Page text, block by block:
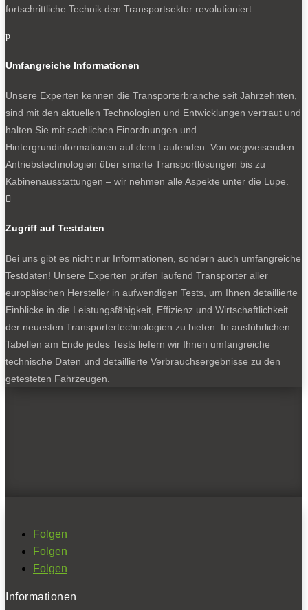
fortschrittliche Technik den Transportsektor revolutioniert.
p
Umfangreiche Informationen
Unsere Experten kennen die Transporterbranche seit Jahrzehnten,
sind mit den aktuellen Technologien und Entwicklungen vertraut und
halten Sie mit sachlichen Einordnungen und
Hintergrundinformationen auf dem Laufenden. Von wegweisenden
Antriebstechnologien über smarte Transportlösungen bis zu
Kabinenausstattungen – wir nehmen alle Aspekte unter die Lupe.

Zugriff auf Testdaten
Bei uns gibt es nicht nur Informationen, sondern auch umfangreiche
Testdaten! Unsere Experten prüfen laufend Transporter aller
europäischen Hersteller in aufwendigen Tests, um Ihnen detaillierte
Einblicke in die Leistungsfähigkeit, Effizienz und Wirtschaftlichkeit
der neuesten Transportertechnologien zu bieten. In ausführlichen
Tabellen am Ende jedes Tests liefern wir Ihnen umfangreiche
technische Daten und detaillierte Verbrauchsergebnisse zu den
getesteten Fahrzeugen.
Folgen
Folgen
Folgen
Informationen